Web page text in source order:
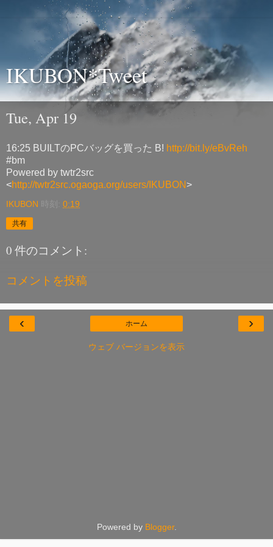
IKUBON*Tweet
Tue, Apr 19
16:25 BUILTのPCバッグを買った B! http://bit.ly/eBvReh
#bm
Powered by twtr2src
<http://twtr2src.ogaoga.org/users/IKUBON >
IKUBON 時刻: 0:19
共有
0 件のコメント:
コメントを投稿
‹ ›
ホーム
ウェブ バージョンを表示
Powered by Blogger.